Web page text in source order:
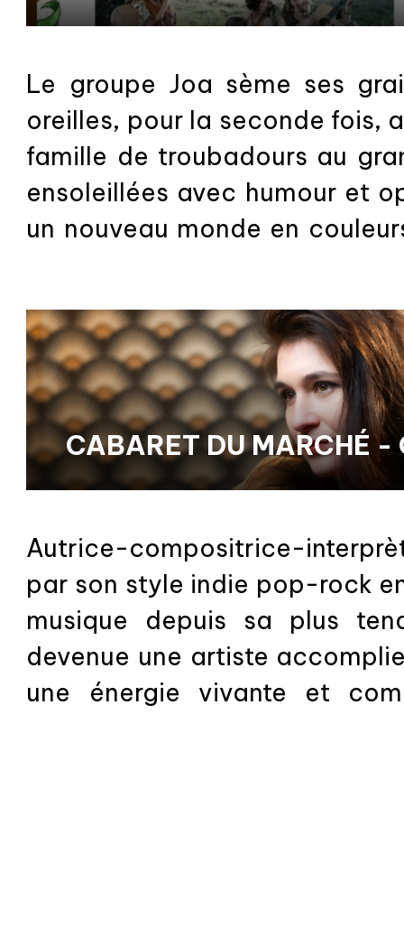
JEUX // MERCREDI 12
Le groupe Joa sème ses
oreilles, pour la seconde fois,
famille de troubadours au
ensoleillées avec humour et
un nouveau monde en
CABARET DU MARCHÉ -
ESTIVALE À BETTON //
Autrice-compositrice-
par son style indie pop-rock
musique depuis sa plus
devenue une artiste
une énergie vivante et